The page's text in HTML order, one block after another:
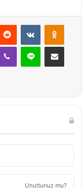
Reddit VKontakte
Viber Line E-Posta ile
Unuttunuz mu?